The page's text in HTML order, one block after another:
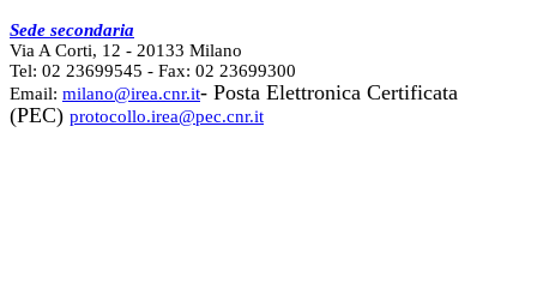
Sede secondaria
Via A Corti, 12 - 20133 Milano
Tel: 02 23699545 - Fax: 02 23699300
Email: milano@irea.cnr.it- Posta Elettronica Certificata
(PEC) protocollo.irea@pec.cnr.it